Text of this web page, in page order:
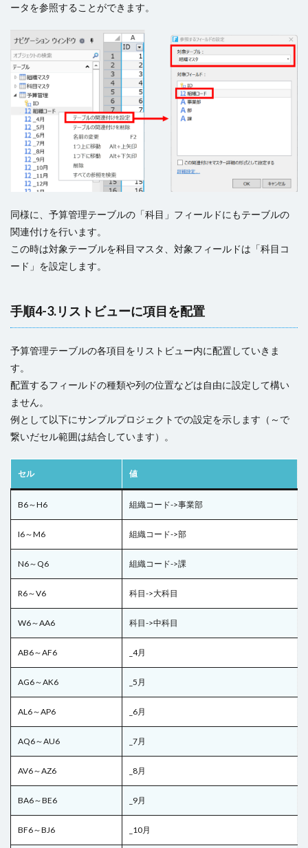
ータを参照することができます。
同様に、予算管理テーブルの「科目」フィールドにもテーブルの
関連付けを行います。
この時は対象テーブルを科目マスタ、対象フィールドは「科目コ
ード」を設定します。
手順4-3.リストビューに項目を配置
予算管理テーブルの各項目をリストビュー内に配置していきま
す。
配置するフィールドの種類や列の位置などは自由に設定して構い
ません。
例として以下にサンプルプロジェクトでの設定を示します（～で
繋いだセル範囲は結合しています）。
セル 値
B6～H6 組織コード->事業部
I6～M6 組織コード->部
N6～Q6 組織コード->課
R6～V6 科目->大科目
W6～AA6 科目->中科目
AB6～AF6 _4月
AG6～AK6 _5月
AL6～AP6 _6月
AQ6～AU6 _7月
AV6～AZ6 _8月
BA6～BE6 _9月
BF6～BJ6 _10月